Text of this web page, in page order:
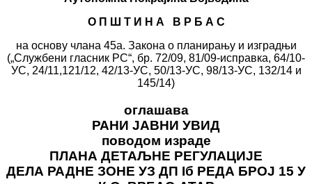
О П Ш Т И Н А В Р Б А С
на основу члана 45а. Закона о планирању и изградњи
(„Службени гласник РС“, бр. 72/09, 81/09-исправка, 64/10-
УС, 24/11,121/12, 42/13-УС, 50/13-УС, 98/13-УС, 132/14 и
145/14)
оглашава
РАНИ ЈАВНИ УВИД
поводом израде
ПЛАНА ДЕТАЉНЕ РЕГУЛАЦИЈЕ
ДЕЛА РАДНЕ ЗОНЕ УЗ ДП Iб РЕДА БРОЈ 15 У